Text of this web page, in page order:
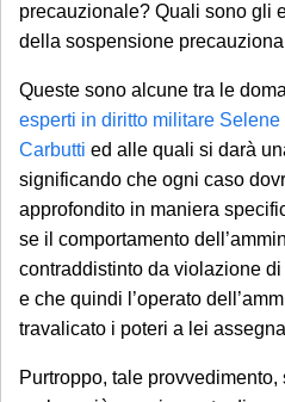
precauzionale? Quali sono gli
della sospensione
Queste sono alcune tra le
esperti in diritto militare
Carbutti ed alle quali si darà
significando che ogni caso
approfondito in maniera
se il comportamento
contraddistinto da violazione
e che quindi l’operato
travalicato i poteri a lei
Purtroppo, tale